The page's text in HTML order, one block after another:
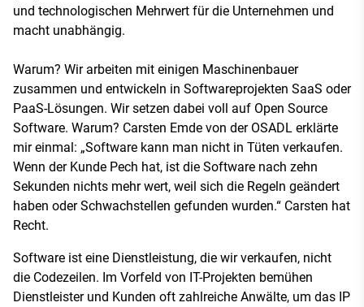
und technologischen Mehrwert für die Unternehmen und
macht unabhängig.
Warum? Wir arbeiten mit einigen Maschinenbauer
zusammen und entwickeln in Softwareprojekten SaaS oder
PaaS-Lösungen. Wir setzen dabei voll auf Open Source
Software. Warum? Carsten Emde von der OSADL erklärte
mir einmal: „Software kann man nicht in Tüten verkaufen.
Wenn der Kunde Pech hat, ist die Software nach zehn
Sekunden nichts mehr wert, weil sich die Regeln geändert
haben oder Schwachstellen gefunden wurden.“ Carsten hat
Recht.
Software ist eine Dienstleistung, die wir verkaufen, nicht
die Codezeilen. Im Vorfeld von IT-Projekten bemühen
Dienstleister und Kunden oft zahlreiche Anwälte, um das IP